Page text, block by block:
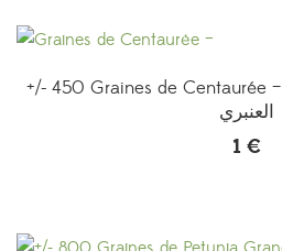
+/- 450 Graines de Centaurée – بذور سنتوريا القنطريون
العنبري
1 €